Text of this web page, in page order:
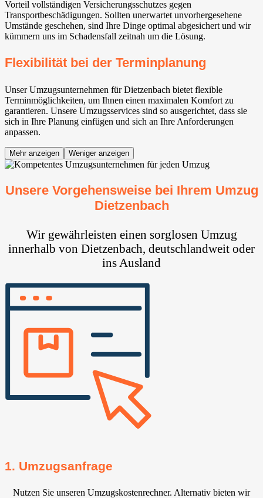
Vorteil vollständigen Versicherungsschutzes gegen
Transportbeschädigungen. Sollten unerwartet unvorhergesehene
Umstände geschehen, sind Ihre Dinge optimal abgesichert und wir
kümmern uns im Schadensfall zeitnah um die Lösung.
Flexibilität bei der Terminplanung
Unser Umzugsunternehmen für Dietzenbach bietet flexible
Terminmöglichkeiten, um Ihnen einen maximalen Komfort zu
garantieren. Unsere Umzugsservices sind so ausgerichtet, dass sie
sich in Ihre Planung einfügen und sich an Ihre Anforderungen
anpassen.
Mehr anzeigen Weniger anzeigen
Unsere Vorgehensweise bei Ihrem Umzug
Dietzenbach
Wir gewährleisten einen sorglosen Umzug
innerhalb von Dietzenbach, deutschlandweit oder
ins Ausland
1. Umzugsanfrage
Nutzen Sie unseren Umzugskostenrechner. Alternativ bieten wir